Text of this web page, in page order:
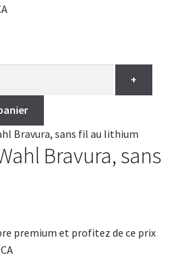
+
Bravura, sans
premium et profitez de ce prix